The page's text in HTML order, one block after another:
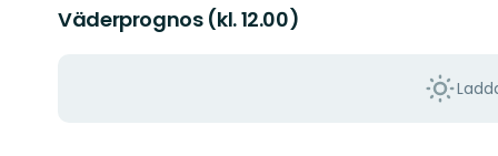
Väderprognos (kl. 12.00)